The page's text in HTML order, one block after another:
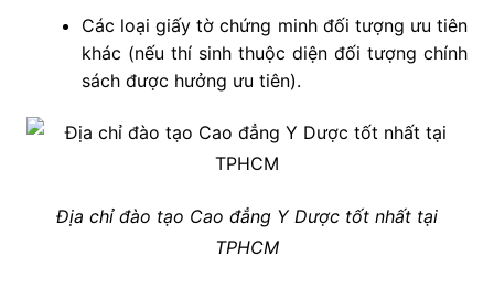
Các loại giấy tờ chứng minh đối tượng ưu tiên
khác (nếu thí sinh thuộc diện đối tượng chính
sách được hưởng ưu tiên).
Địa chỉ đào tạo Cao đẳng Y Dược tốt nhất tại
TPHCM